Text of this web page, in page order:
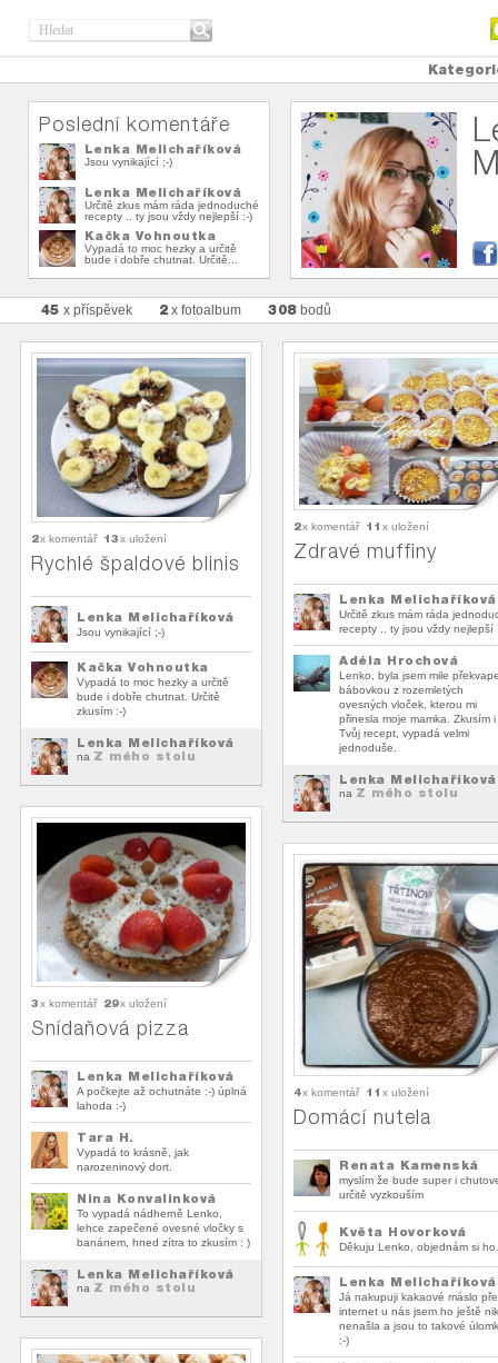
Poslední komentáře
Lenka Melichaříková
Jsou vynikající ;-)
Lenka Melichaříková
Určitě zkus mám ráda jednoduché
recepty .. ty jsou vždy nejlepší :-)
Kačka Vohnoutka
Vypadá to moc hezky a určitě
bude i dobře chutnat. Určitě...
45 x příspěvek 2 x fotoalbum 308bodů
2x komentář 13x uložení
Rychlé špaldové blinis
Lenka Melichaříková
Jsou vynikající ;-)
Kačka Vohnoutka
Vypadá to moc hezky a určitě
bude i dobře chutnat. Určitě
zkusím :-)
Lenka Melichaříková
na Z mého stolu
2x komentář 11 x uložení
Zdravé muffiny
Lenka Melichaříková
Určitě zkus mám ráda
recepty .. ty jsou vždy nejlepší
Adéla Hrochová
Lenko, byla jsem mile
bábovkou z rozemletých
ovesných vloček, kterou mi
přinesla moje mamka. Zkusím i
Tvůj recept, vypadá velmi
jednoduše.
Lenka Melichaříková
na Z mého stolu
3x komentář 29x uložení
Snídaňová pizza
Lenka Melichaříková
A počkejte až ochutnáte :-) úplná
lahoda :-)
Tara H.
Vypadá to krásně, jak
narozeninový dort.
Nina Konvalinková
To vypadá nádherně Lenko,
lehce zapečené ovesné vločky s
banánem, hned zítra to zkusím : )
Lenka Melichaříková
na Z mého stolu
4x komentář 11 x uložení
Domácí nutela
Renata Kamenská
myslím že bude super i
určitě vyzkouším
Květa Hovorková
Děkuju Lenko, objednám si ho.
Lenka Melichaříková
Já nakupuji kakaové máslo
internet u nás jsem ho ještě
nenašla a jsou to takové
:-)